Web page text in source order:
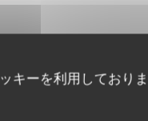
キーを利用しており